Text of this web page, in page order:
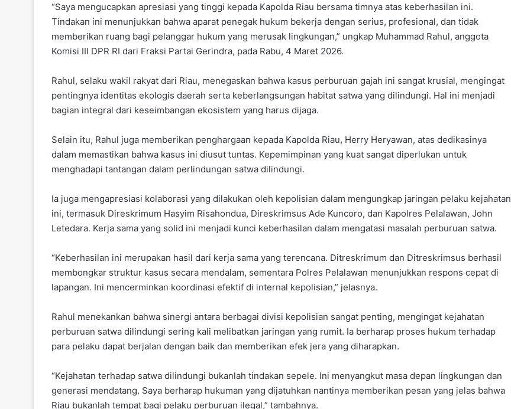
“Saya mengucapkan apresiasi yang tinggi kepada Kapolda Riau bersama timnya atas keberhasilan ini.
Tindakan ini menunjukkan bahwa aparat penegak hukum bekerja dengan serius, profesional, dan tidak
memberikan ruang bagi pelanggar hukum yang merusak lingkungan,” ungkap Muhammad Rahul, anggota
Komisi III DPR RI dari Fraksi Partai Gerindra, pada Rabu, 4 Maret 2026.
Rahul, selaku wakil rakyat dari Riau, menegaskan bahwa kasus perburuan gajah ini sangat krusial, mengingat
pentingnya identitas ekologis daerah serta keberlangsungan habitat satwa yang dilindungi. Hal ini menjadi
bagian integral dari keseimbangan ekosistem yang harus dijaga.
Selain itu, Rahul juga memberikan penghargaan kepada Kapolda Riau, Herry Heryawan, atas dedikasinya
dalam memastikan bahwa kasus ini diusut tuntas. Kepemimpinan yang kuat sangat diperlukan untuk
menghadapi tantangan dalam perlindungan satwa dilindungi.
Ia juga mengapresiasi kolaborasi yang dilakukan oleh kepolisian dalam mengungkap jaringan pelaku kejahatan
ini, termasuk Direskrimum Hasyim Risahondua, Direskrimsus Ade Kuncoro, dan Kapolres Pelalawan, John
Letedara. Kerja sama yang solid ini menjadi kunci keberhasilan dalam mengatasi masalah perburuan satwa.
“Keberhasilan ini merupakan hasil dari kerja sama yang terencana. Ditreskrimum dan Ditreskrimsus berhasil
membongkar struktur kasus secara mendalam, sementara Polres Pelalawan menunjukkan respons cepat di
lapangan. Ini mencerminkan koordinasi efektif di internal kepolisian,” jelasnya.
Rahul menekankan bahwa sinergi antara berbagai divisi kepolisian sangat penting, mengingat kejahatan
perburuan satwa dilindungi sering kali melibatkan jaringan yang rumit. Ia berharap proses hukum terhadap
para pelaku dapat berjalan dengan baik dan memberikan efek jera yang diharapkan.
“Kejahatan terhadap satwa dilindungi bukanlah tindakan sepele. Ini menyangkut masa depan lingkungan dan
generasi mendatang. Saya berharap hukuman yang dijatuhkan nantinya memberikan pesan yang jelas bahwa
Riau bukanlah tempat bagi pelaku perburuan ilegal,” tambahnya.